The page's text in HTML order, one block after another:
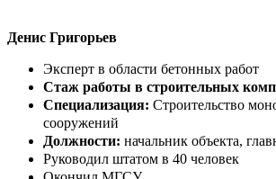
Денис Григорьев
Эксперт в области бетонных работ
Стаж работы в строительных
Специализация: Строительство
сооружений
Должности: начальник объекта,
Руководил штатом в 40 человек